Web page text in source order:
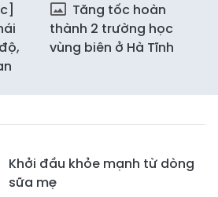
Tăng tốc hoàn
thành 2 trường học
vùng biên ở Hà Tĩnh
Khởi đầu khỏe mạnh từ dòng
sữa mẹ